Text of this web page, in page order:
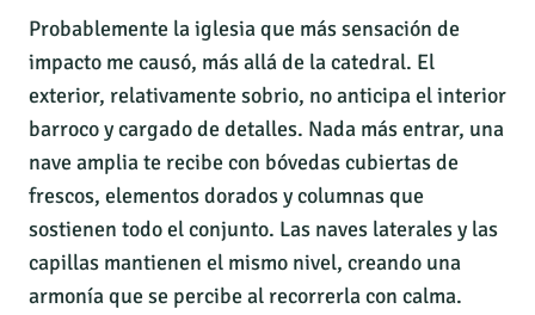
Probablemente la iglesia que más sensación de
impacto me causó, más allá de la catedral. El
exterior, relativamente sobrio, no anticipa el interior
barroco y cargado de detalles. Nada más entrar, una
nave amplia te recibe con bóvedas cubiertas de
frescos, elementos dorados y columnas que
sostienen todo el conjunto. Las naves laterales y las
capillas mantienen el mismo nivel, creando una
armonía que se percibe al recorrerla con calma.